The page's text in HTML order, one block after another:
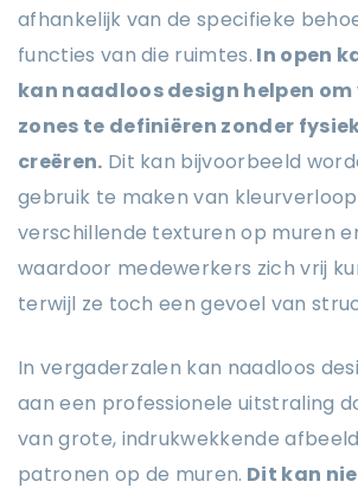
afhankelijk van de specifieke
functies van die ruimtes. In open
kan naadloos design helpen
zones te definiëren zonder
creëren. Dit kan bijvoorbeeld
gebruik te maken van
verschillende texturen op muren
waardoor medewerkers zich vrij
terwijl ze toch een gevoel van
In vergaderzalen kan naadloos
aan een professionele uitstraling
van grote, indrukwekkende
patronen op de muren. Dit kan